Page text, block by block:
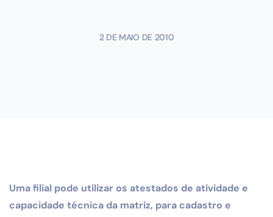
2 DE MAIO DE 2010
Uma filial pode utilizar os atestados de atividade e
capacidade técnica da matriz, para cadastro e